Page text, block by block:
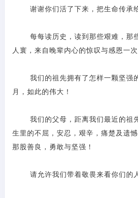
谢谢你们活了下来，把生命传承
每每读历史，读到那些艰难，那
人寰，来自晚辈内心的惊叹与感恩一次
我们的祖先拥有了怎样一颗坚强
月，如此的伟大！
我们的父母，距离我们最近的祖
生里的不屈，安忍，艰辛，痛楚及遗
那股善良，勇敢与坚强！
请允许我们带着敬畏来看你们的